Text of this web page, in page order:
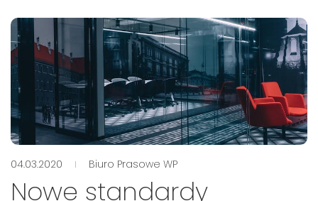
04.03.2020 Biuro Prasowe WP
Nowe standardy